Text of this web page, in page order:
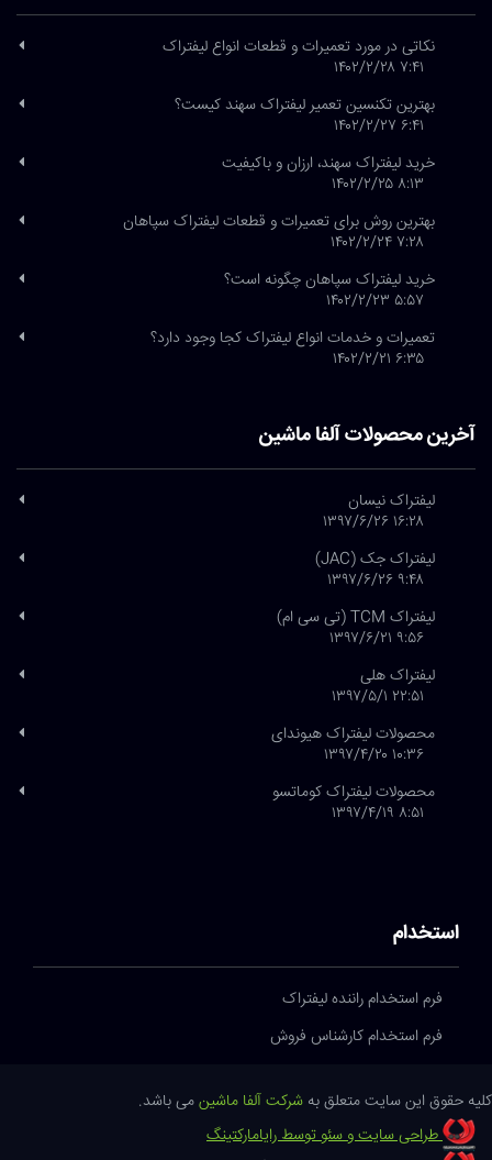
نکاتی در مورد تعمیرات و قطعات انواع لیفتراک
۷:۴۱ ۱۴۰۲/۲/۲۸
بهترین تکنسین تعمیر لیفتراک سهند کیست؟
۶:۴۱ ۱۴۰۲/۲/۲۷
خرید لیفتراک سهند، ارزان و باکیفیت
۸:۱۳ ۱۴۰۲/۲/۲۵
بهترین روش برای تعمیرات و قطعات لیفتراک سپاهان
۷:۲۸ ۱۴۰۲/۲/۲۴
خرید لیفتراک سپاهان چگونه است؟
۵:۵۷ ۱۴۰۲/۲/۲۳
تعمیرات و خدمات انواع لیفتراک کجا وجود دارد؟
۶:۳۵ ۱۴۰۲/۲/۲۱
آخرین محصولات آلفا ماشین
لیفتراک نیسان
۱۶:۲۸ ۱۳۹۷/۶/۲۶
لیفتراک جک (JAC)
۹:۴۸ ۱۳۹۷/۶/۲۶
لیفتراک TCM (تی سی ام)
۹:۵۶ ۱۳۹۷/۶/۲۱
لیفتراک هلی
۲۲:۵۱ ۱۳۹۷/۵/۱
محصولات لیفتراک هیوندای
۱۰:۳۶ ۱۳۹۷/۴/۲۰
محصولات لیفتراک کوماتسو
۸:۵۱ ۱۳۹۷/۴/۱۹
استخدام
فرم استخدام راننده لیفتراک
فرم استخدام کارشناس فروش
کلیه حقوق این سایت متعلق به شرکت آلفا ماشینمی باشد.
طراحی سایت و سئو توسط رایامارکتینگ